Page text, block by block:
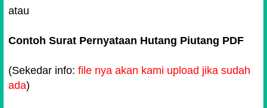
atau
Contoh Surat Pernyataan Hutang Piutang PDF
(Sekedar info: file nya akan kami upload jika sudah
ada)